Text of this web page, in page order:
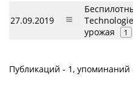
27.09.2019
урожая
1
Публикаций - 1, упоминаний